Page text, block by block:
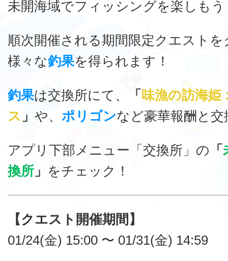
未開海域でフィッシングを楽しもう
順次開催される期間限定クエスト
様々な釣果を得られます！
釣果は交換所にて、 「 味漁の訪海姫
ス 」 や、 ポリゴンなど豪華報酬と
アプリ下部メニュー「交換所」の 「
換所 」 をチェック！
【クエスト開催期間】
01/24(金) 15:00 〜 01/31(金) 14:59